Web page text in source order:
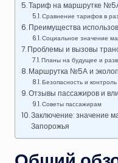
Тариф на маршрутке
Сравнение тарифов в
Преимущества
Социальное значение
Проблемы и вызовы
Планы на будущее и
Маршрутка №5А и
Безопасность и
Отзывы пассажиров и
Советы пассажирам
Заключение: значение
Запорожья